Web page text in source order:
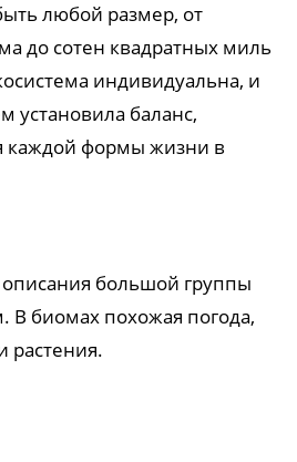
любой размер, от
до сотен квадратных миль
индивидуальна, и
установила баланс,
каждой формы жизни в
большой группы
В биомах похожая погода,
растения.